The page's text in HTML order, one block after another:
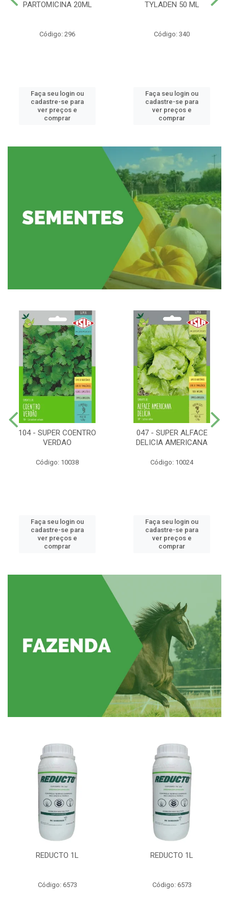
PARTOMICINA 20ML
Código: 296
Faça seu login ou
cadastre-se para
ver preços e
comprar
TYLADEN 50 ML
Código: 340
Faça seu login ou
cadastre-se para
ver preços e
comprar
104 - SUPER COENTRO
VERDAO
Código: 10038
Faça seu login ou
cadastre-se para
ver preços e
comprar
047 - SUPER ALFACE
DELICIA AMERICANA
Código: 10024
Faça seu login ou
cadastre-se para
ver preços e
comprar
REDUCTO 1L
Código: 6573
REDUCTO 1L
Código: 6573